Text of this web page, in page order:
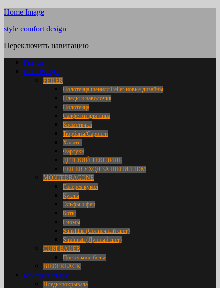
Home Image
style comfort design
Переключить навигацию
Главная
ВСЕ БРЕНДЫ
FEILER
Полотенца шенилл Feiler новые дизайны
Пледы и наволочки
Полотенца
Салфетки для лица
Косметички
Тюрбаны/Саронги
Халаты
Фартуки
ДЕТСКИЙ ТЕКСТИЛЬ
FEILER УХОД ЗА ШЕНИЛЛОМ
MONTEDRAGONE
Галерея кукол
Куклы
Эльфы и феи
Коты
Гномы
Sunshine (Солнечный свет)
Stralunati (Лунный свет)
CURT BAUER
Постельное белье
BIEDERLACK
Категории товаров
Пледы/покрывала